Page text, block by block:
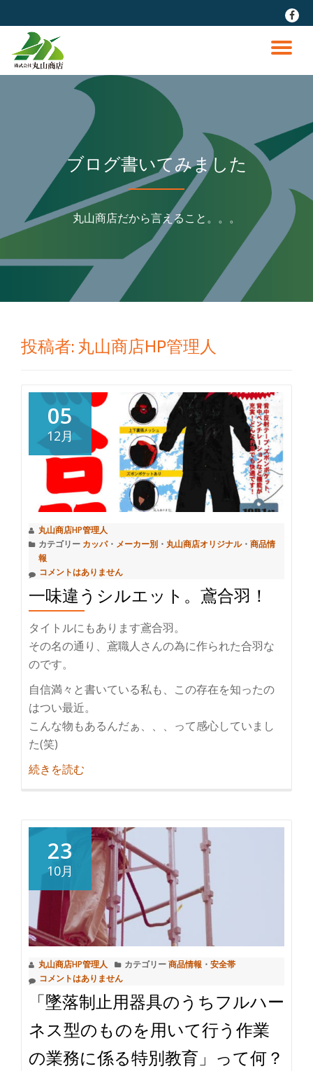
ン
fa-
ナ
ゲ
ー
シ
ョ
え
ブログ書いてみました
丸山商店だから言えること。。。
投稿者: 丸山商店HP管理人
05
12月
丸山商店HP管理人
カテゴリー カッパ・ メーカー別 ・ 丸山商店オリジナル・ 商品情
報
コメントはありません
一味違うシルエット。鳶合羽！
タイトルにもあります鳶合羽。
その名の通り、鳶職人さんの為に作られた合羽な
のです。
自信満々と書いている私も、この存在を知ったの
はつい最近。
こんな物もあるんだぁ、、、って感心していまし
た(笑)
続きを読む
違
う
ル
エ
ッ
ト。
鳶
合
羽！
23
10月
丸山商店HP管理人 カテゴリー商品情報 ・ 安全帯
コメントはありません
「墜落制止用器具のうちフルハー
ネス型のものを用いて行う作業
の業務に係る特別教育」って何？